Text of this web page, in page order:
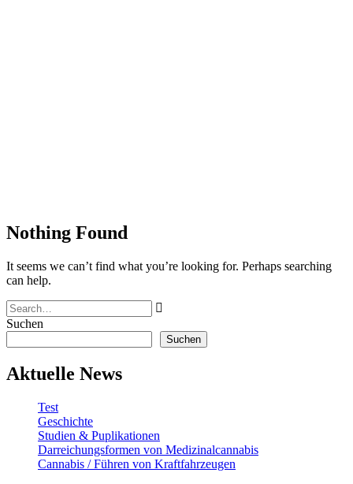
Nothing Found
It seems we can’t find what you’re looking for. Perhaps searching
can help.
Suchen
Suchen
Aktuelle News
Test
Geschichte
Studien & Puplikationen
Darreichungsformen von Medizinalcannabis
Cannabis / Führen von Kraftfahrzeugen